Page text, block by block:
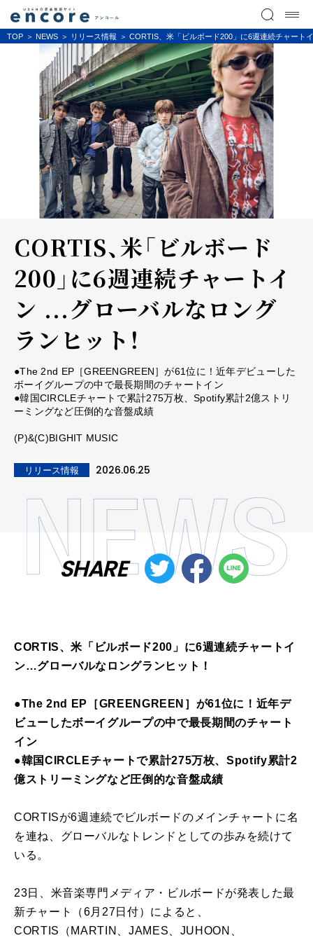
TOP NEWS リリース情報 CORTIS、米「ビルボード200」に6週連続チャート
CORTIS、米「ビルボード
200」に6週連続チャートイ
ン ...グローバルなロング
ランヒット！
●The 2nd EP［GREENGREEN］が61位に！近年デビューした
ボーイグループの中で最長期間のチャートイン
●韓国CIRCLEチャートで累計275万枚、Spotify累計2億ストリ
ーミングなど圧倒的な音盤成績
(P)&(C)BIGHIT MUSIC
リリース情報 2026.06.25
SHARE
CORTIS、米「ビルボード200」に6週連続チャートイ
ン…グローバルなロングランヒット！
●The 2nd EP［GREENGREEN］が61位に！近年デ
ビューしたボーイグループの中で最長期間のチャート
イン
●韓国CIRCLEチャートで累計275万枚、Spotify累計2
億ストリーミングなど圧倒的な音盤成績
CORTISが6週連続でビルボードのメインチャートに名
を連ね、グローバルなトレンドとしての歩みを続けて
いる。
23日、米音楽専門メディア・ビルボードが発表した最
新チャート（6月27日付）によると、
CORTIS（MARTIN、JAMES、JUHOON、